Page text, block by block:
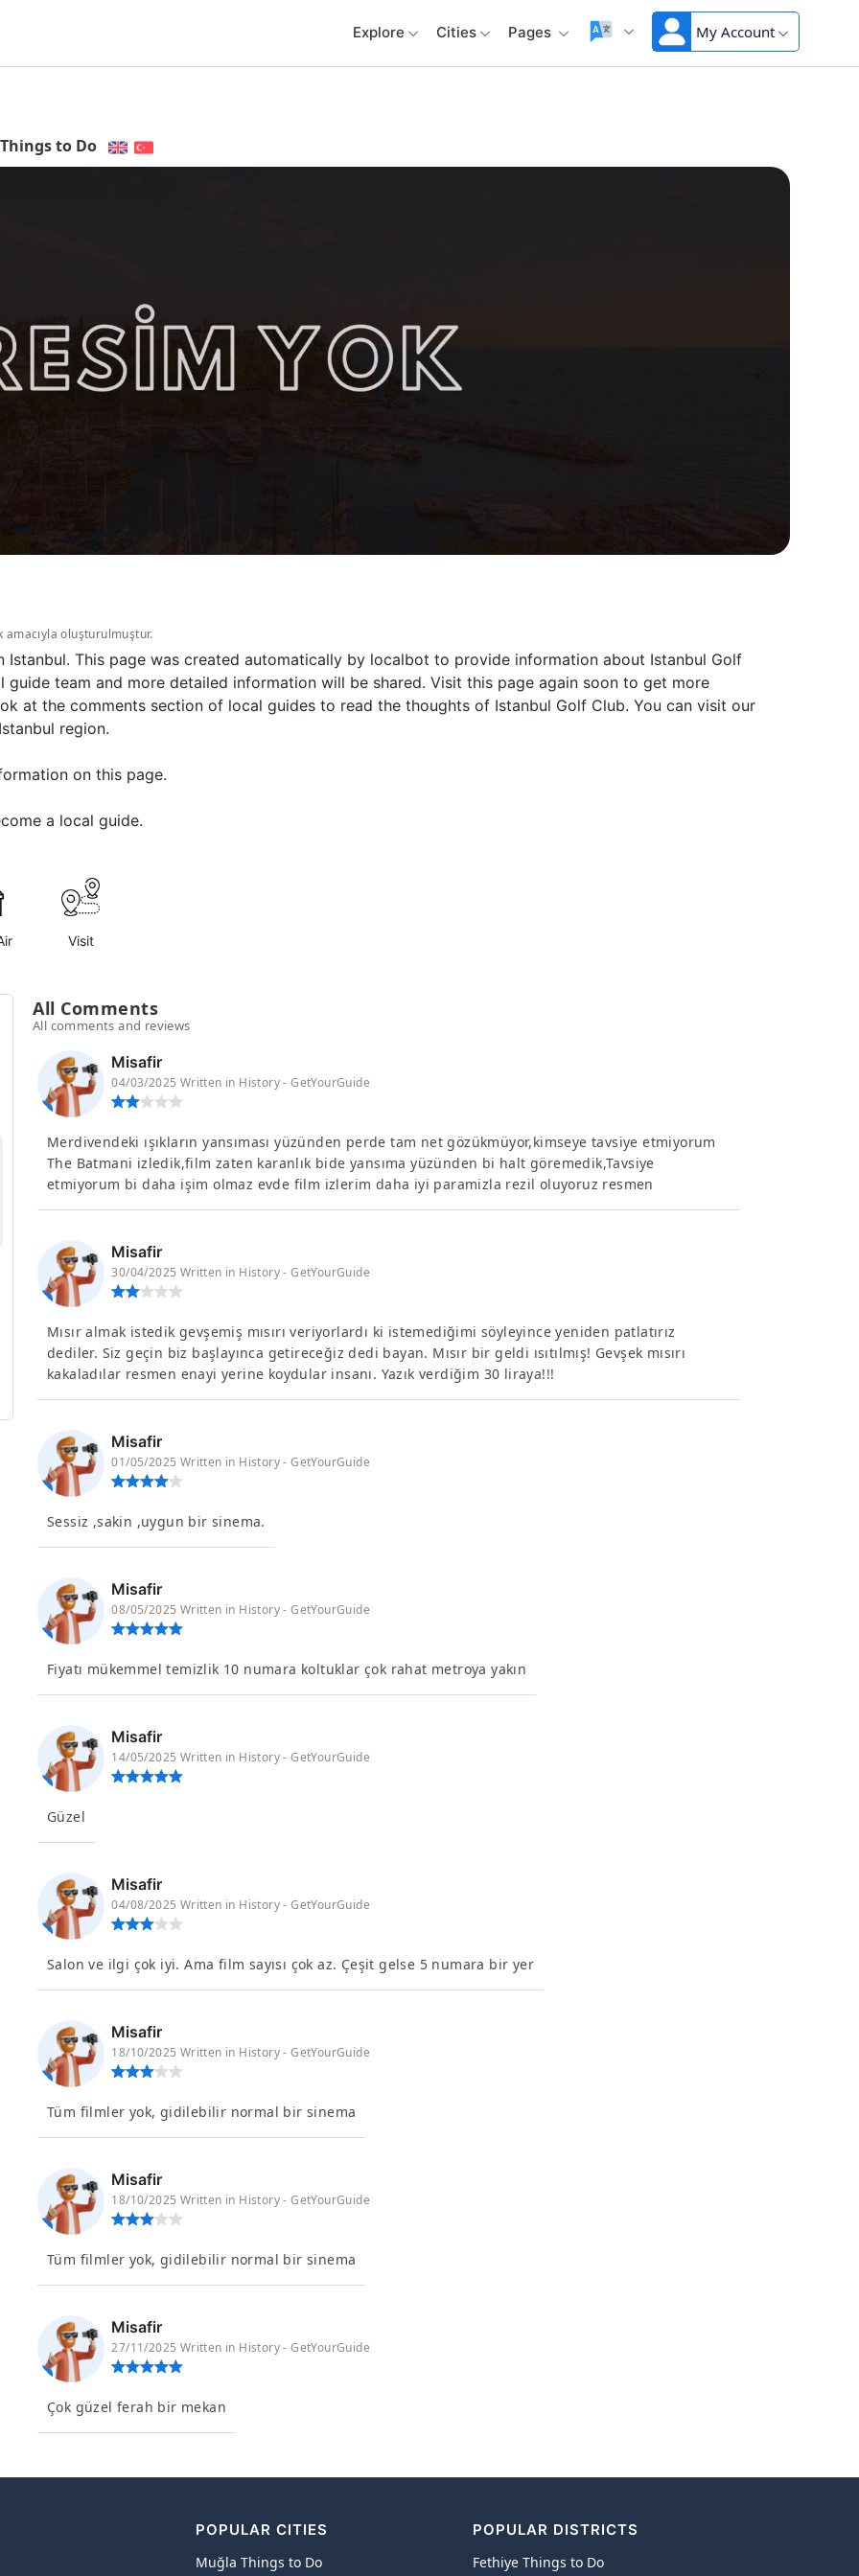
Explore Cities Pages My Account
Things to Do
oluşturulmuştur.
This page was created automatically by localbot to provide information about Istanbul Golf
team and more detailed information will be shared. Visit this page again soon to get more
at the comments section of local guides to read the thoughts of Istanbul Golf Club. You can visit our
region.
on this page.
a local guide.
Visit
All Comments
All comments and reviews
Misafir
04/03/2025 Written in History - GetYourGuide
Merdivendeki ışıkların yansıması yüzünden perde tam net gözükmüyor,kimseye tavsiye etmiyorum
The Batmani izledik,film zaten karanlık bide yansıma yüzünden bi halt göremedik,Tavsiye
etmiyorum bi daha işim olmaz evde film izlerim daha iyi paramizla rezil oluyoruz resmen
Misafir
30/04/2025 Written in History - GetYourGuide
Mısır almak istedik gevşemiş mısırı veriyorlardı ki istemediğimi söyleyince yeniden patlatırız
dediler. Siz geçin biz başlayınca getireceğiz dedi bayan. Mısır bir geldi ısıtılmış! Gevşek mısırı
kakaladılar resmen enayi yerine koydular insanı. Yazık verdiğim 30 liraya!!!
Misafir
01/05/2025 Written in History - GetYourGuide
Sessiz ,sakin ,uygun bir sinema.
Misafir
08/05/2025 Written in History - GetYourGuide
Fiyatı mükemmel temizlik 10 numara koltuklar çok rahat metroya yakın
Misafir
14/05/2025 Written in History - GetYourGuide
Güzel
Misafir
04/08/2025 Written in History - GetYourGuide
Salon ve ilgi çok iyi. Ama film sayısı çok az. Çeşit gelse 5 numara bir yer
Misafir
18/10/2025 Written in History - GetYourGuide
Tüm filmler yok, gidilebilir normal bir sinema
Misafir
18/10/2025 Written in History - GetYourGuide
Tüm filmler yok, gidilebilir normal bir sinema
Misafir
27/11/2025 Written in History - GetYourGuide
Çok güzel ferah bir mekan
POPULAR CITIES
Muğla Things to Do
POPULAR DISTRICTS
Fethiye Things to Do